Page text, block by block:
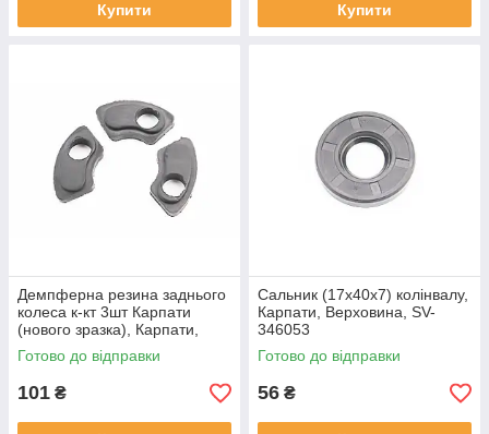
Купити Купити
Демпферна резина заднього
колеса к-кт 3шт Карпати
(нового зразка), Карпати,
Верховина, SV-346052
Готово до відправки
101 ₴
Сальник (17x40x7) колінвалу,
Карпати, Верховина, SV-
346053
Готово до відправки
56 ₴